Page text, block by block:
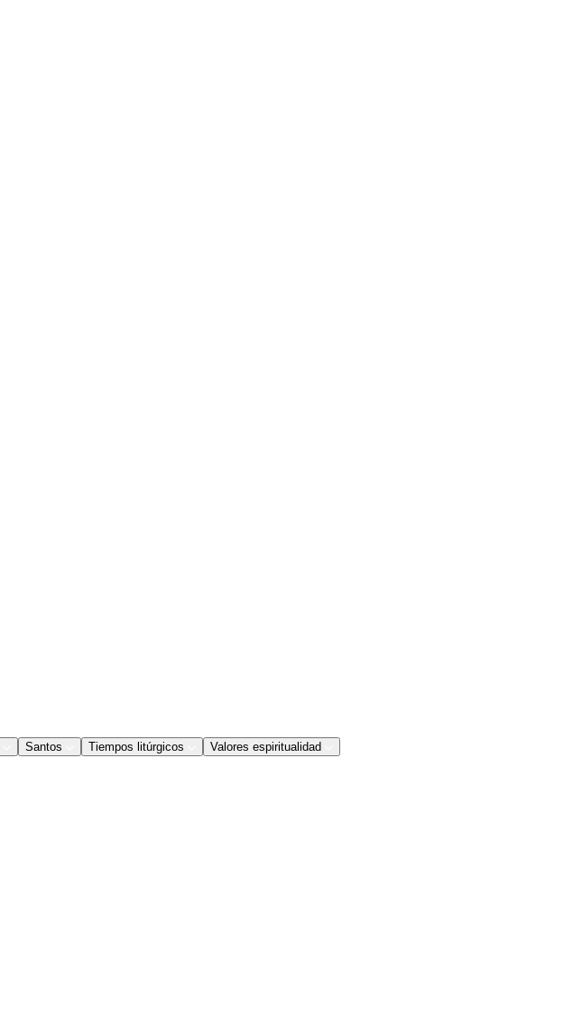
Santos Tiempos litúrgicos Valores espiritualidad